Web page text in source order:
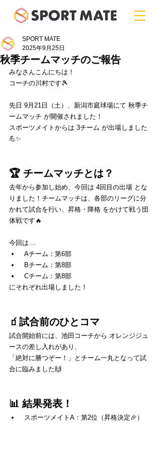
秋季チームマッチのご報告
SPORT MATE
2025年9月25日
みなさんこんにちは！
コーチの川村です🎾
先日 9月21日（土）、新潟市庭球場にて 秋季チ
ームマッチ が開催されました！
スポーツメイトからは 3チーム が出場しました
💪✨
🏆 チームマッチとは？
去年から参加し始め、今回は 4回目の出場 とな
りました！チームマッチは、各部のリーグに分
かれて試合を行い、昇格・降格 をかけて戦う団
体戦です🔥
今回は…
Aチーム：第6部
Bチーム：第8部
Cチーム：第8部
にそれぞれ出場しました！
🧃試合前のひとコマ
試合開始前には、池田コーチから オレンジジュ
ースの差し入れがあり、
「絶対に勝つぞー！」とチーム一丸となって試
合に臨みました🙌
📊 結果発表！
スポーツメイトA：第2位（昇格決定🎉）